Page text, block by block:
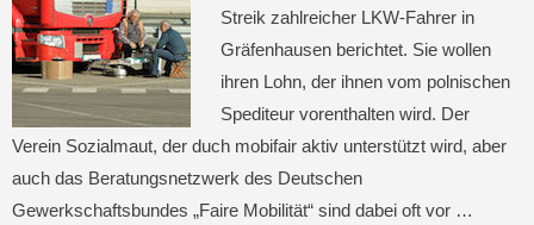
Streik zahlreicher LKW-Fahrer in
Gräfenhausen berichtet. Sie wollen
ihren Lohn, der ihnen vom polnischen
Spediteur vorenthalten wird. Der
Verein Sozialmaut, der duch mobifair aktiv unterstützt wird, aber
auch das Beratungsnetzwerk des Deutschen
Gewerkschaftsbundes „Faire Mobilität“ sind dabei oft vor …